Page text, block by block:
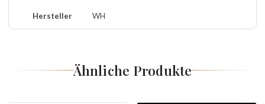
Hersteller WH
Ähnliche Produkte